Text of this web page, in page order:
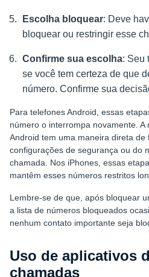
Escolha bloquear: Deve
bloquear ou restringir esse
Confirme sua escolha: Seu
se você tem certeza de que
número. Confirme sua
Para telefones Android, essas
número o interrompa novamente. A
Android tem uma maneira direta de
configurações de segurança ou do
chamada. Nos iPhones, essas
mantêm esses números restritos
Lembre-se de que, após bloquear
a lista de números bloqueados
nenhum contato importante seja
Uso de aplicativos
chamadas